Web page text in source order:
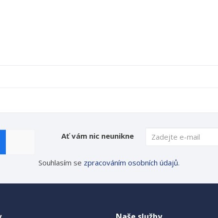
Ať vám nic neunikne
Souhlasím se zpracováním osobních údajů.